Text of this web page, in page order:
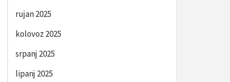
rujan 2025
kolovoz 2025
srpanj 2025
lipanj 2025